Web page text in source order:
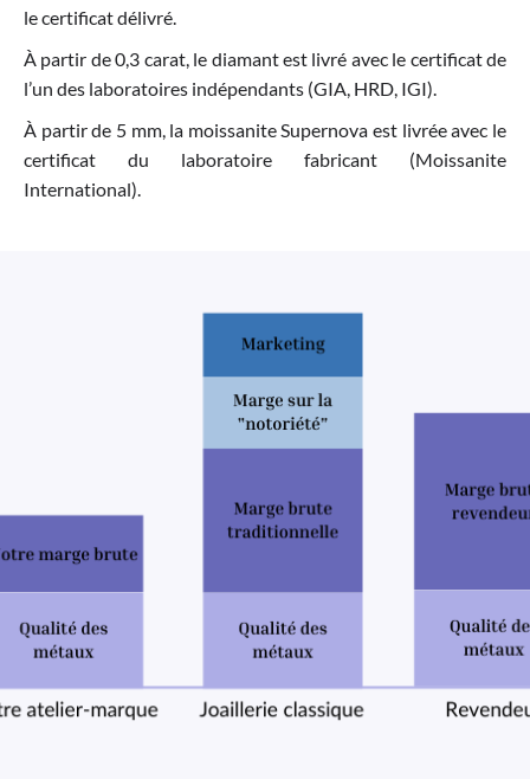
le certificat délivré.
À partir de 0,3 carat, le diamant est livré avec le certificat de
l’un des laboratoires indépendants (GIA, HRD, IGI).
À partir de 5 mm, la moissanite Supernova est livrée avec le
certificat du laboratoire fabricant (Moissanite
International).